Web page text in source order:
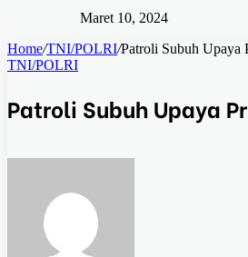
Maret 10, 2024
Home/TNI/POLRI/Patroli Subuh Upaya
TNI/POLRI
Patroli Subuh Upaya